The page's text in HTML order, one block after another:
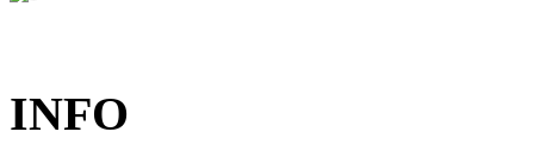
INFO